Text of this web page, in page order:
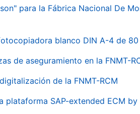
para la Fábrica Nacional De
blanco DIN A-4 de 80
de aseguramiento en la FNMT-
de la FNMT-RCM
SAP-extended ECM by